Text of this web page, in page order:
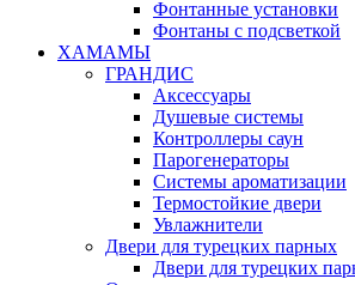
Фонтанные установки
Фонтаны с подсветкой
ХАМАМЫ
ГРАНДИС
Аксессуары
Душевые системы
Контроллеры саун
Парогенераторы
Системы ароматизации
Термостойкие двери
Увлажнители
Двери для турецких парных
Двери для турецких